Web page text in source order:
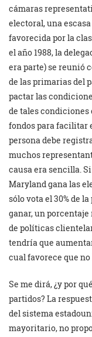
cámaras
electoral, una
favorecida por la
el año 1988, la
era parte) se reunió
de las primarias del
pactar las
de tales condiciones
fondos para facilitar
persona debe
muchos
causa era sencilla.
Maryland gana las
sólo vota el 30% de
ganar, un
de políticas
tendría que
cual favorece que
Se me dirá, ¿y por
partidos? La
del sistema
mayoritario, no